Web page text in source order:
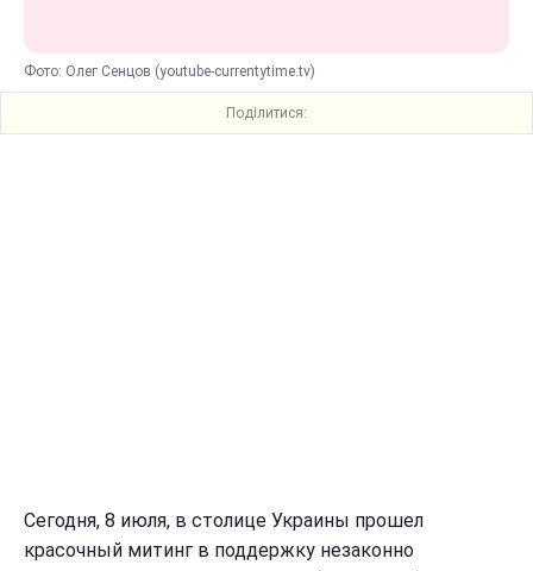
Фото: Олег Сенцов (youtube-currentytime.tv)
Поділитися:
Сегодня, 8 июля, в столице Украины прошел
красочный митинг в поддержку незаконно